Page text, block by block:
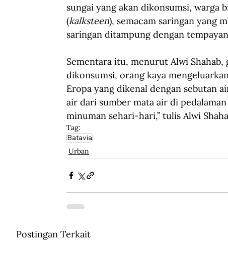
sungai yang akan dikonsumsi, warga
(kalksteen), semacam saringan yang
saringan ditampung dengan
Sementara itu, menurut Alwi Shahab,
dikonsumsi, orang kaya
Eropa yang dikenal dengan sebutan
air dari sumber mata air di
minuman sehari-hari,” tulis Alwi
Tag:
Batavia
Urban
Postingan Terkait